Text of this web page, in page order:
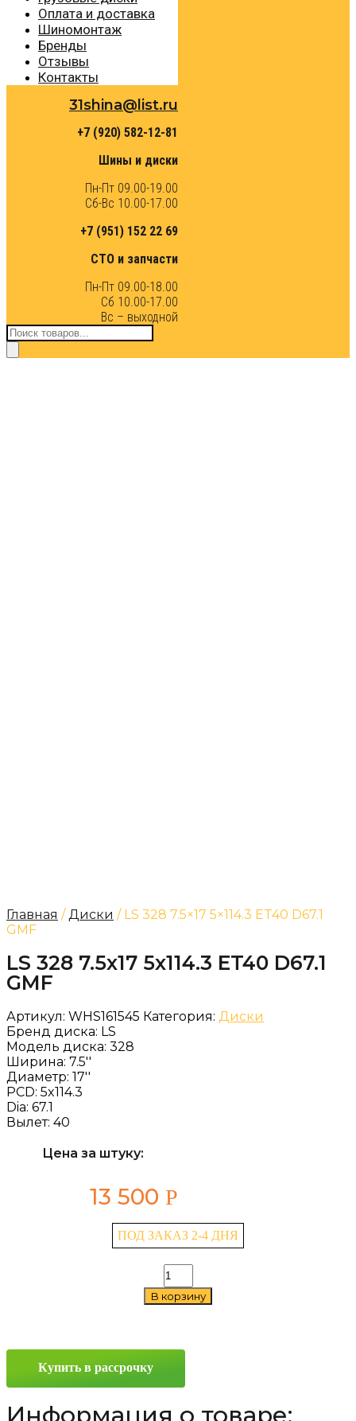
Оплата и доставка
Шиномонтаж
Бренды
Отзывы
Контакты
31shina@list.ru
+7 (920) 582-12-81
Шины и диски
Пн-Пт 09.00-19.00
Сб-Вс 10.00-17.00
+7 (951) 152 22 69
СТО и запчасти
Пн-Пт 09.00-18.00
Сб 10.00-17.00
Вс – выходной
Поиск
товаров
Главная /Диски / LS 328 7.5×17 5×114.3 ET40 D67.1
GMF
LS 328 7.5x17 5x114.3 ET40 D67.1
GMF
Артикул: WHS161545 Категория: Диски
Бренд диска: LS
Модель диска: 328
Ширина: 7.5''
Диаметр: 17''
PCD: 5x114.3
Dia: 67.1
Вылет: 40
Цена за штуку:
13 500 Р
ПОД ЗАКАЗ 2-4 ДНЯ
Количество
товара
LS
ET40
GMF
В корзину
Купить в рассрочку
Информация о товаре: